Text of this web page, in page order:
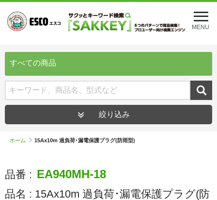
メ
ニ
ュ
を
MENU
すべての商品
絞り込み
ホーム 15Ax10m 過負荷･漏電保護プラグ(防雨型)
品番 : EA940MH-18
品名 : 15Ax10m 過負荷･漏電保護プラグ(防